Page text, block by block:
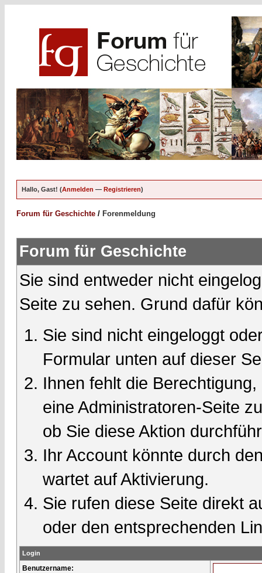
Hallo, Gast! (Anmelden — Registrieren)
Forum für Geschichte / Forenmeldung
Forum für Geschichte
Sie sind entweder nicht
Seite zu sehen. Grund dafür
Sie sind nicht eingeloggt
Formular unten auf dieser
Ihnen fehlt die
eine Administratoren-Seite
ob Sie diese Aktion
Ihr Account könnte durch
wartet auf Aktivierung.
Sie rufen diese Seite direkt
oder den entsprechenden
Login
Benutzername: